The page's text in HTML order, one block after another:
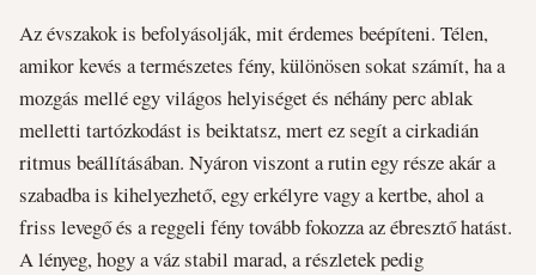
Az évszakok is befolyásolják, mit érdemes beépíteni. Télen,
amikor kevés a természetes fény, különösen sokat számít, ha a
mozgás mellé egy világos helyiséget és néhány perc ablak
melletti tartózkodást is beiktatsz, mert ez segít a cirkadián
ritmus beállításában. Nyáron viszont a rutin egy része akár a
szabadba is kihelyezhető, egy erkélyre vagy a kertbe, ahol a
friss levegő és a reggeli fény tovább fokozza az ébresztő hatást.
A lényeg, hogy a váz stabil marad, a részletek pedig